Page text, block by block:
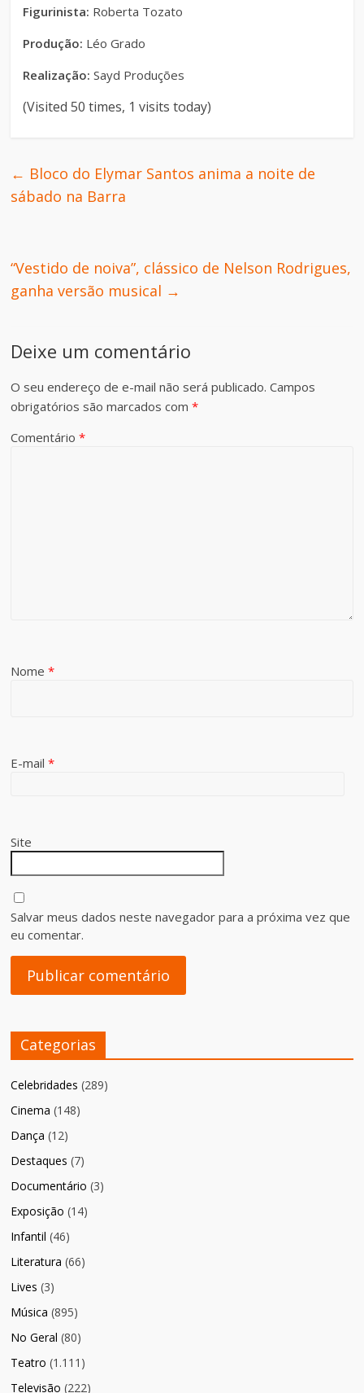
Figurinista: Roberta Tozato
Produção: Léo Grado
Realização: Sayd Produções
(Visited 50 times, 1 visits today)
← Bloco do Elymar Santos anima a noite de
sábado na Barra
“Vestido de noiva”, clássico de Nelson Rodrigues,
ganha versão musical →
Deixe um comentário
O seu endereço de e-mail não será publicado. Campos
obrigatórios são marcados com*
Comentário*
Nome*
E-mail*
Site
Salvar meus dados neste navegador para a próxima vez que
eu comentar.
Categorias
Celebridades (289)
Cinema (148)
Dança (12)
Destaques (7)
Documentário (3)
Exposição (14)
Infantil (46)
Literatura (66)
Lives (3)
Música (895)
No Geral (80)
Teatro (1.111)
Televisão (222)